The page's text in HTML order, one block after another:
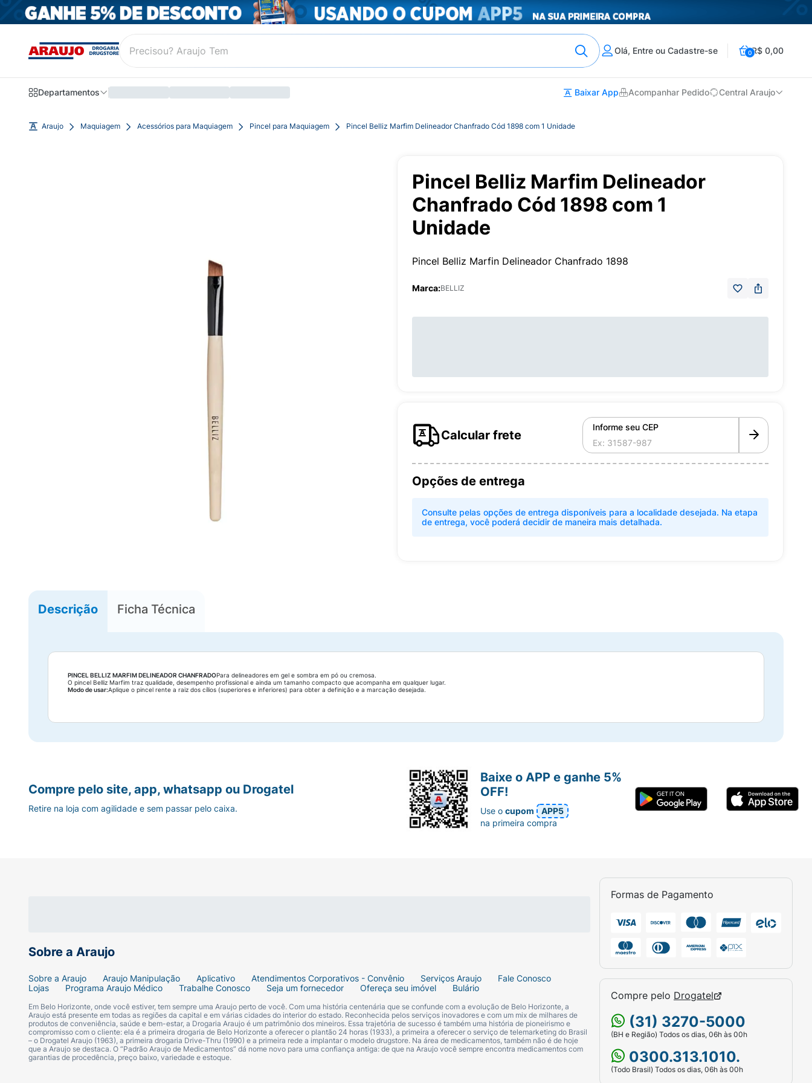
Olá, Entre ou Cadastre-se 0R$ 0,00
Departamentos Baixar App Acompanhar Pedido Central Araujo
Araujo Maquiagem Acessórios para Maquiagem Pincel para Maquiagem Pincel Belliz Marfim Delineador Chanfrado Cód 1898 com 1 Unidade
Pincel Belliz Marfim Delineador
Chanfrado Cód 1898 com 1
Unidade
Pincel Belliz Marfin Delineador Chanfrado 1898
Marca:BELLIZ
Calcular frete
Informe seu CEP
Opções de entrega
Consulte pelas opções de entrega disponíveis para a localidade desejada. Na etapa
de entrega, você poderá decidir de maneira mais detalhada.
Descrição Ficha Técnica
PINCEL BELLIZ MARFIM DELINEADOR CHANFRADOPara delineadores em gel e sombra em pó ou cremosa.
O pincel Belliz Marfim traz qualidade, desempenho profissional e ainda um tamanho compacto que acompanha em qualquer lugar.
Modo de usar:Aplique o pincel rente a raiz dos cílios (superiores e inferiores) para obter a definição e a marcação desejada.
Sobre a Araujo
Sobre a Araujo Araujo Manipulação Aplicativo Atendimentos Corporativos - Convênio Serviços Araujo
Fale Conosco
Lojas
Programa Araujo Médico Trabalhe Conosco Seja um fornecedor Ofereça seu imóvel Bulário
Em Belo Horizonte, onde você estiver, tem sempre uma Araujo perto de você. Com uma história centenária que se confunde com a evolução de Belo Horizonte, a
Araujo está presente em todas as regiões da capital e em várias cidades do interior do estado. Reconhecida pelos serviços inovadores e com um mix de milhares de
produtos de conveniência, saúde e bem-estar, a Drogaria Araujo é um patrimônio dos mineiros. Essa trajetória de sucesso é também uma história de pioneirismo e
compromisso com o cliente: ela é a primeira drogaria de Belo Horizonte a oferecer o plantão 24 horas (1933), a primeira a oferecer o serviço de telemarketing do Brasil
– o Drogatel Araujo (1963), a primeira drogaria Drive-Thru (1990) e a primeira rede a implantar o modelo drugstore. Na área de medicamentos, também não é de hoje
que a Araujo se destaca. O “Padrão Araujo de Medicamentos” dá nome novo para uma confiança antiga: de que na Araujo você sempre encontra medicamentos com
garantias de procedência, preço baixo, variedade e estoque.
Formas de Pagamento
Compre pelo Drogatel
(31) 3270-5000
(BH e Região) Todos os dias, 06h às 00h
0300.313.1010.
(Todo Brasil) Todos os dias, 06h às 00h
Compre pelo site, app, whatsapp ou Drogatel
Retire na loja com agilidade e sem passar pelo caixa.
Baixe o APP e ganhe 5%
OFF!
Use ocupom
APP5
na primeira compra